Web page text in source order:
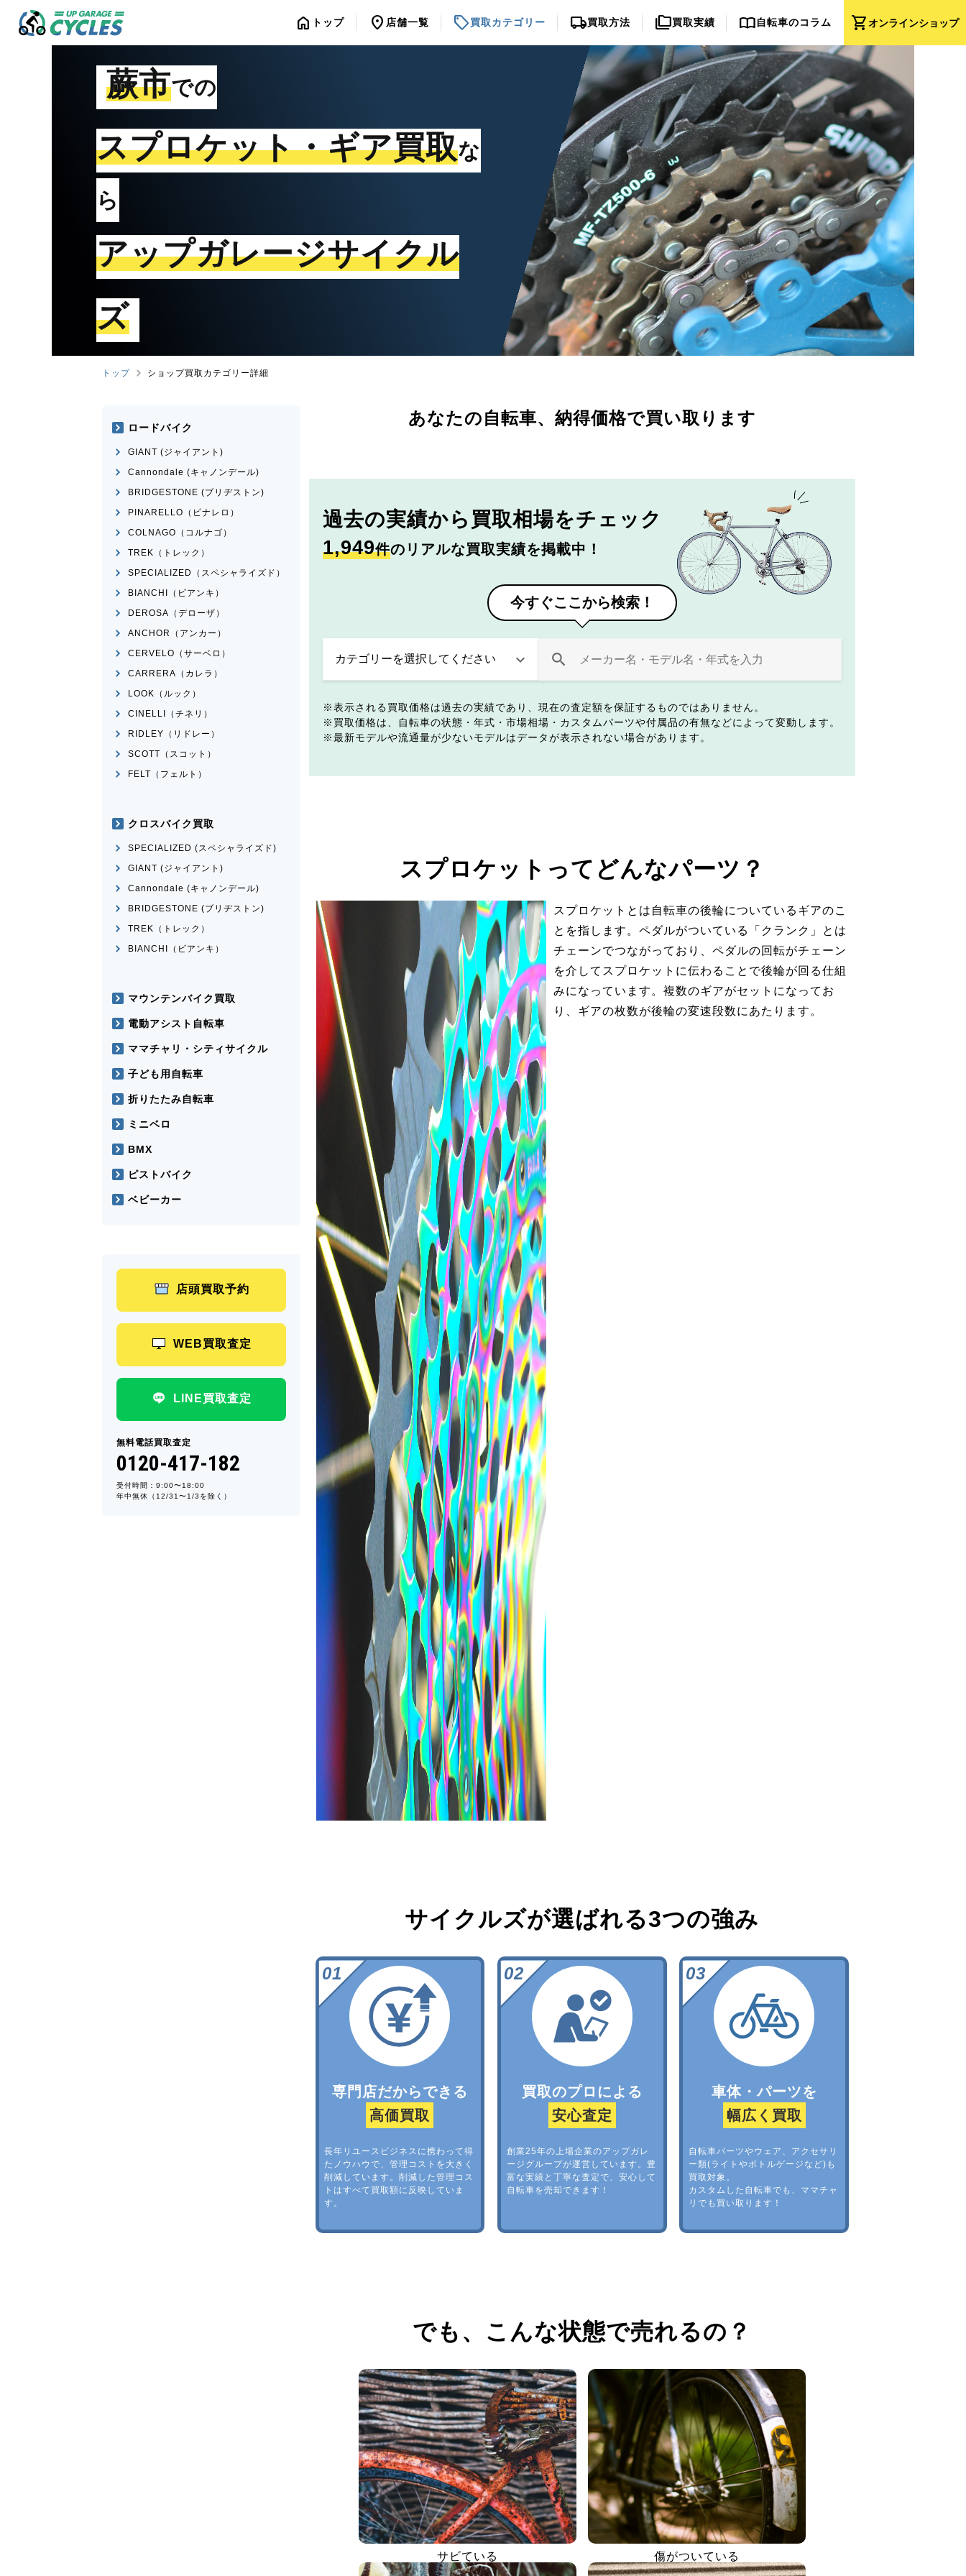
shopping_cartオンラインショップ
home トップ location_on 店舗一覧 sell買取カテゴリー local_shipping買取方法 folder_copy買取実績 import_contacts自転車のコラム
蕨市での
スプロケット・ギア買取な
ら
アップガレージサイクル
ズ
トップ ショップ買取カテゴリー詳細
あなたの自転車、 納得価格で買い取ります
過去の実績から 買取相場をチェック
1,949件のリアルな買取実績を掲載中！
今すぐここから検索！
表示される買取価格は過去の実績であり、現在の査定額を保証するものではありません。
買取価格は、自転車の状態・年式・市場相場・カスタムパーツや付属品の有無などによって変動します。
最新モデルや流通量が少ないモデルはデータが表示されない場合があります。
スプロケットってどんなパーツ？
スプロケットとは自転車の後輪についているギアのこ
とを指します。ペダルがついている「クランク」とは
チェーンでつながっており、ペダルの回転がチェーン
を介してスプロケットに伝わることで後輪が回る仕組
みになっています。複数のギアがセットになってお
り、ギアの枚数が後輪の変速段数にあたります。
サイクルズが選ばれる3つの強み
専門店だからできる
高価買取
長年リユースビジネスに携わって得
たノウハウで、管理コストを大きく
削減しています。削減した管理コス
トはすべて買取額に反映していま
す。
買取のプロによる
安心査定
創業25年の上場企業のアップガレ
ージグループが運営しています。豊
富な実績と丁寧な査定で、安心して
自転車を売却できます！
車体・パーツを
幅広く買取
自転車パーツやウェア、アクセサリ
ー類(ライトやボトルゲージなど)も
買取対象。
カスタムした自転車でも、ママチャ
リでも買い取ります！
でも、 こんな状態で売れるの？
サビている 傷がついている
ロードバイク
GIANT (ジャイアント)
Cannondale (キャノンデール)
BRIDGESTONE (ブリヂストン)
PINARELLO（ピナレロ）
COLNAGO（コルナゴ）
TREK（トレック）
SPECIALIZED（スペシャライズド）
BIANCHI（ビアンキ）
DEROSA（デローザ）
ANCHOR（アンカー）
CERVELO（サーベロ）
CARRERA（カレラ）
LOOK（ルック）
CINELLI（チネリ）
RIDLEY（リドレー）
SCOTT（スコット）
FELT（フェルト）
クロスバイク買取
SPECIALIZED (スペシャライズド)
GIANT (ジャイアント)
Cannondale (キャノンデール)
BRIDGESTONE (ブリヂストン)
TREK（トレック）
BIANCHI（ビアンキ）
マウンテンバイク買取
電動アシスト自転車
ママチャリ・シティサイクル
子ども用自転車
折りたたみ自転車
ミニベロ
BMX
ピストバイク
ベビーカー
店頭買取予約
WEB買取査定
LINE買取査定
無料電話買取査定
0120-417-182
受付時間：9:00〜18:00
年中無休（12/31〜1/3を除く）